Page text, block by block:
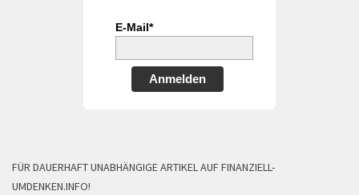
E-Mail*
Anmelden
FÜR DAUERHAFT UNABHÄNGIGE ARTIKEL AUF FINANZIELL-
UMDENKEN.INFO!